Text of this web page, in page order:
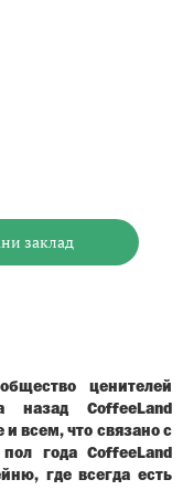
заклад
ценителей
назад CoffeeLand
и всем, что связано с
года CoffeeLand
где всегда есть